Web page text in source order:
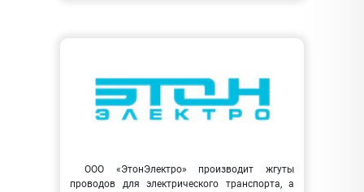
ООО «ЭтонЭлектро» производит жгуты
проводов для электрического транспорта, а